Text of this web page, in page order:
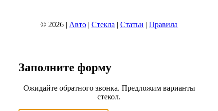
© 2026 | Авто | Стекла | Статьи | Правила
Заполните форму
Ожидайте обратного звонка. Предложим варианты
стекол.